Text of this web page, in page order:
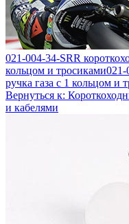
021-004-34-SRR
кольцом и тросиками021-
ручка газа с 1 кольцом и
Вернуться к:
и кабелями